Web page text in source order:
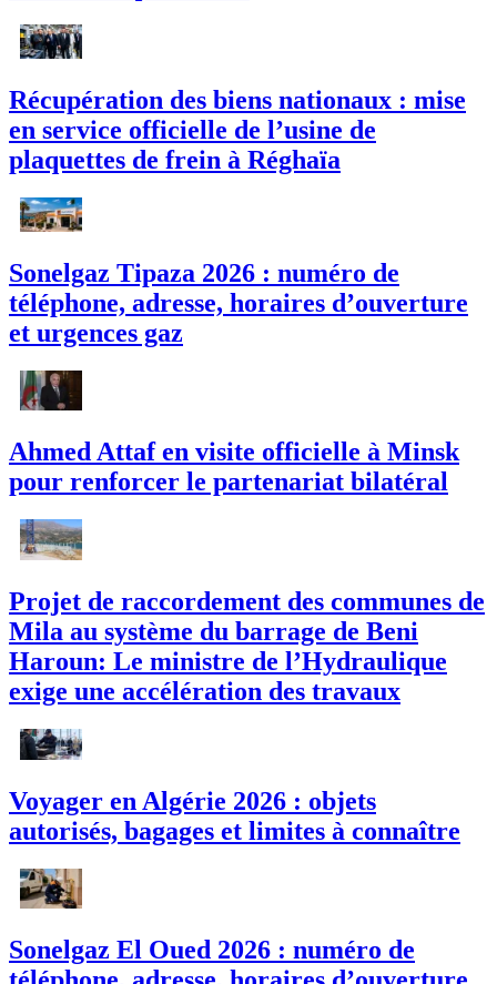
Récupération des biens nationaux : mise
en service officielle de l’usine de
plaquettes de frein à Réghaïa
Sonelgaz Tipaza 2026 : numéro de
téléphone, adresse, horaires d’ouverture
et urgences gaz
Ahmed Attaf en visite officielle à Minsk
pour renforcer le partenariat bilatéral
Projet de raccordement des communes de
Mila au système du barrage de Beni
Haroun: Le ministre de l’Hydraulique
exige une accélération des travaux
Voyager en Algérie 2026 : objets
autorisés, bagages et limites à connaître
Sonelgaz El Oued 2026 : numéro de